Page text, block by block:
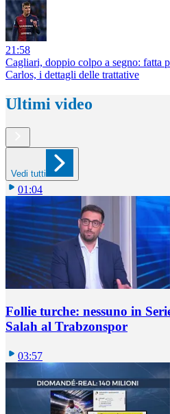
21:58
Cagliari, doppio colpo a segno: fatta
Carlos, i dettagli delle trattative
Ultimi video
Vedi tutti
01:04
Follie turche: nessuno in
Salah al Trabzonspor
03:57